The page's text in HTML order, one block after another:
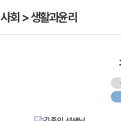
사회 > 생활과윤리